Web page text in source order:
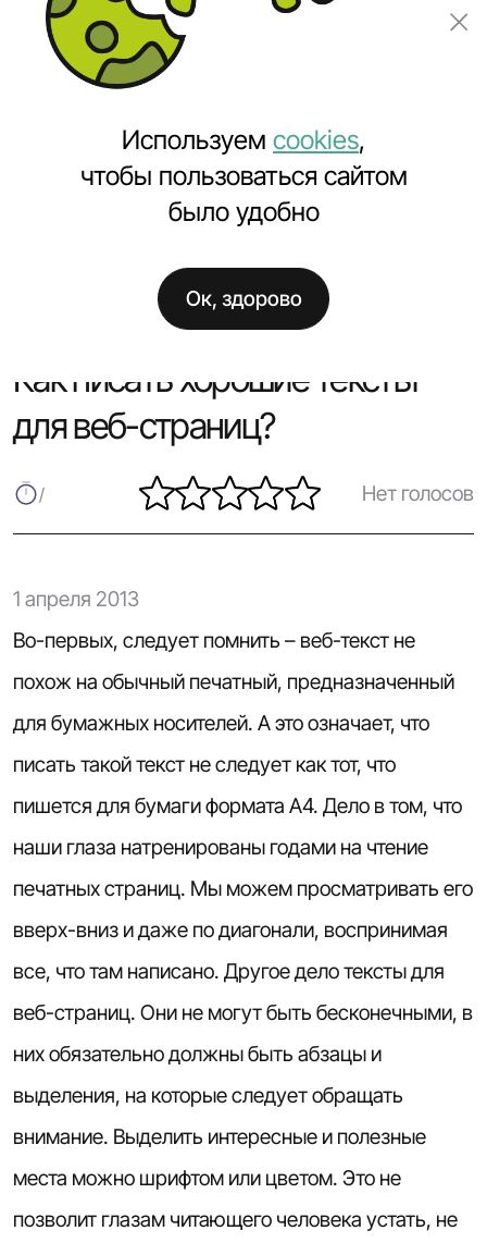
Как писать хорошие тексты для веб-страниц?
Как писать хорошие тексты
для веб-страниц?
Нет голосов
1 апреля 2013
Во-первых, следует помнить – веб-текст не
похож на обычный печатный, предназначенный
для бумажных носителей. А это означает, что
писать такой текст не следует как тот, что
пишется для бумаги формата А4. Дело в том, что
наши глаза натренированы годами на чтение
печатных страниц. Мы можем просматривать его
вверх-вниз и даже по диагонали, воспринимая
все, что там написано. Другое дело тексты для
веб-страниц. Они не могут быть бесконечными, в
них обязательно должны быть абзацы и
выделения, на которые следует обращать
внимание. Выделить интересные и полезные
места можно шрифтом или цветом. Это не
позволит глазам читающего человека устать, не
Используем cookies,
чтобы пользоваться сайтом
было удобно
Ок, здорово